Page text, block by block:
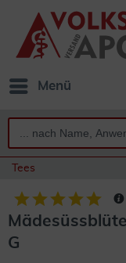
Menü
Tees
G